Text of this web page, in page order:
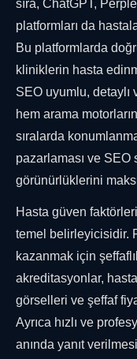
sıra, ChatGPT,
platformları da
Bu platformlarda
kliniklerin hasta
SEO uyumlu,
hem arama
sıralarda
pazarlaması ve
görünürlüklerini
Hasta güven
temel belirleyicisidir.
kazanmak için
akreditasyonlar,
görselleri ve şeffaf
Ayrıca hızlı ve
anında yanıt